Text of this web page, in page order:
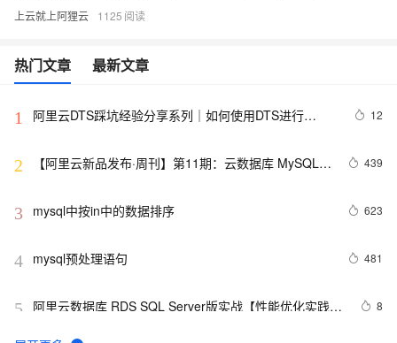
上云就上阿狸云 1125
热门文章 最新文章
1
阿里云DTS踩坑经验分享系列｜如何使用DTS进行
12
2
【阿里云新品发布·周刊】第11期：云数据库 MySQL
439
3 mysql中按in中的数据排序 623
4 mysql预处理语句 481
5
阿里云数据库 RDS SQL Server版实战【性能优化实践、
8